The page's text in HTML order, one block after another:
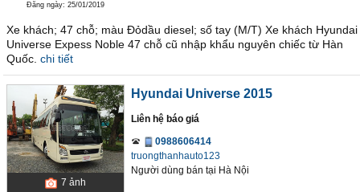
Đăng ngày: 25/01/2019
Xe khách; 47 chỗ; màu Đỏdầu diesel; số tay (M/T) Xe khách Hyundai
Universe Expess Noble 47 chỗ cũ nhập khẩu nguyên chiếc từ Hàn
Quốc. chi tiết
7 ảnh
Hyundai Universe 2015
Liên hệ báo giá
0988606414
truongthanhauto123
Người dùng bán tại Hà Nội